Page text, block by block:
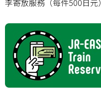
李寄放服務（每件500日